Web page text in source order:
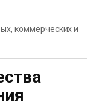
коммерческих и